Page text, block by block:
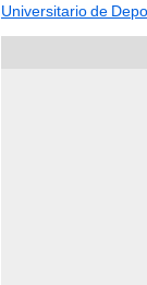
Universitario de